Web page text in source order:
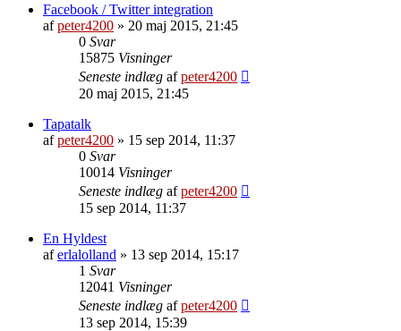
Facebook / Twitter integration
afpeter4200 » 20 maj 2015, 21:45
0 Svar
15875 Visninger
Seneste indlæg afpeter4200
20 maj 2015, 21:45
Tapatalk
afpeter4200 » 15 sep 2014, 11:37
0 Svar
10014 Visninger
Seneste indlæg afpeter4200
15 sep 2014, 11:37
En Hyldest
aferlalolland » 13 sep 2014, 15:17
1 Svar
12041 Visninger
Seneste indlæg afpeter4200
13 sep 2014, 15:39